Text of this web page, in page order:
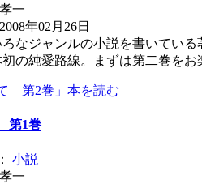
一
年02月26日
ろなジャンルの小説を書いてい
初の純愛路線。まずは第二巻を
第2巻」本を読む
第1巻
小説
一